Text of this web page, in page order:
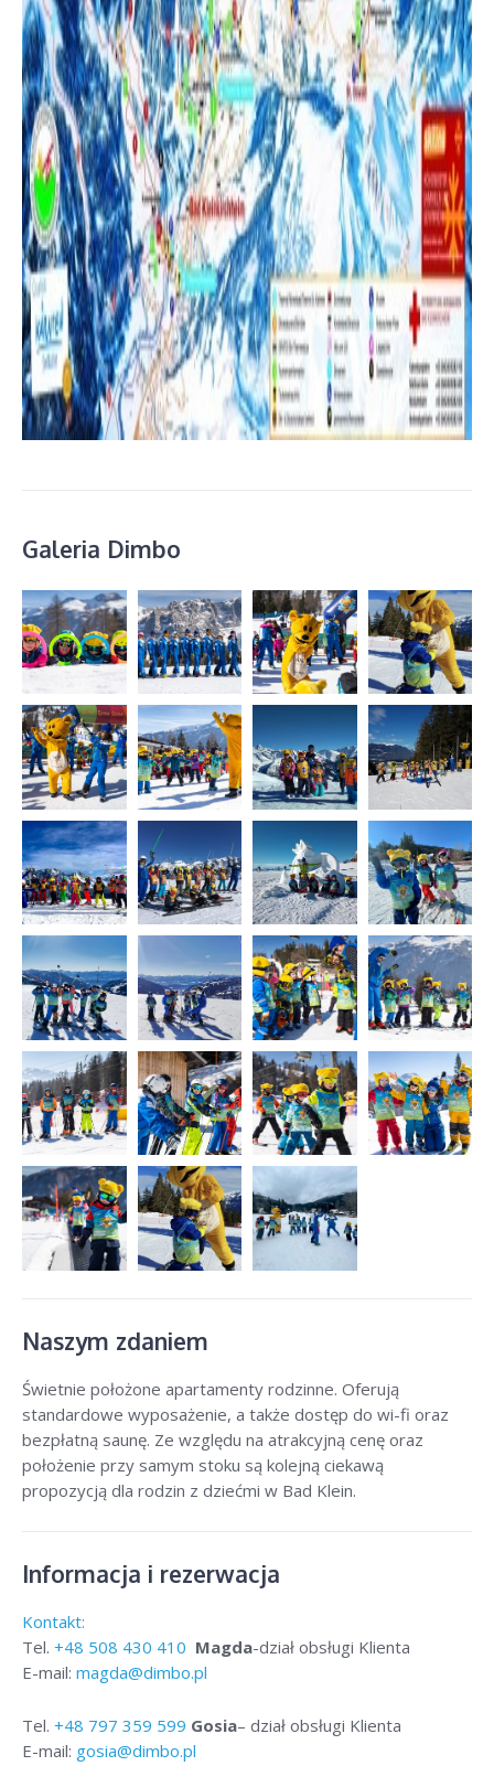
Galeria Dimbo
Naszym zdaniem
Świetnie położone apartamenty rodzinne. Oferują
standardowe wyposażenie, a także dostęp do wi-fi oraz
bezpłatną saunę. Ze względu na atrakcyjną cenę oraz
położenie przy samym stoku są kolejną ciekawą
propozycją dla rodzin z dziećmi w Bad Klein.
Informacja i rezerwacja
Kontakt:
Tel. +48 508 430 410 Magda-dział obsługi Klienta
E-mail: magda@dimbo.pl
Tel. +48 797 359 599 Gosia– dział obsługi Klienta
E-mail: gosia@dimbo.pl